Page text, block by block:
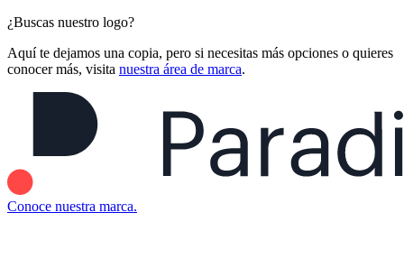
¿Buscas nuestro logo?
Aquí te dejamos una copia, pero si necesitas más opciones o quieres
conocer más, visita nuestra área de marca.
Conoce nuestra marca.